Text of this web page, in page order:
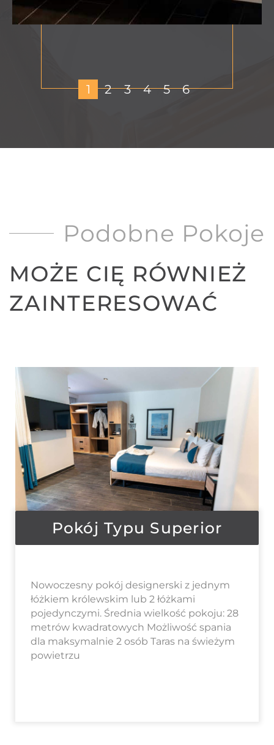
1 2 3 4 5 6
Podobne Pokoje
MOŻE CIĘ RÓWNIEŻ
ZAINTERESOWAĆ
Pokój Typu Superior
Nowoczesny pokój designerski z jednym
łóżkiem królewskim lub 2 łóżkami
pojedynczymi. Średnia wielkość pokoju: 28
metrów kwadratowych Możliwość spania
dla maksymalnie 2 osób Taras na świeżym
powietrzu